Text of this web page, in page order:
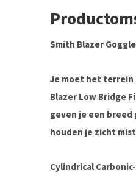
Smith Blazer
Je moet het terrein
Blazer Low Bridge
geven je een
houden je zicht
Cylindrical